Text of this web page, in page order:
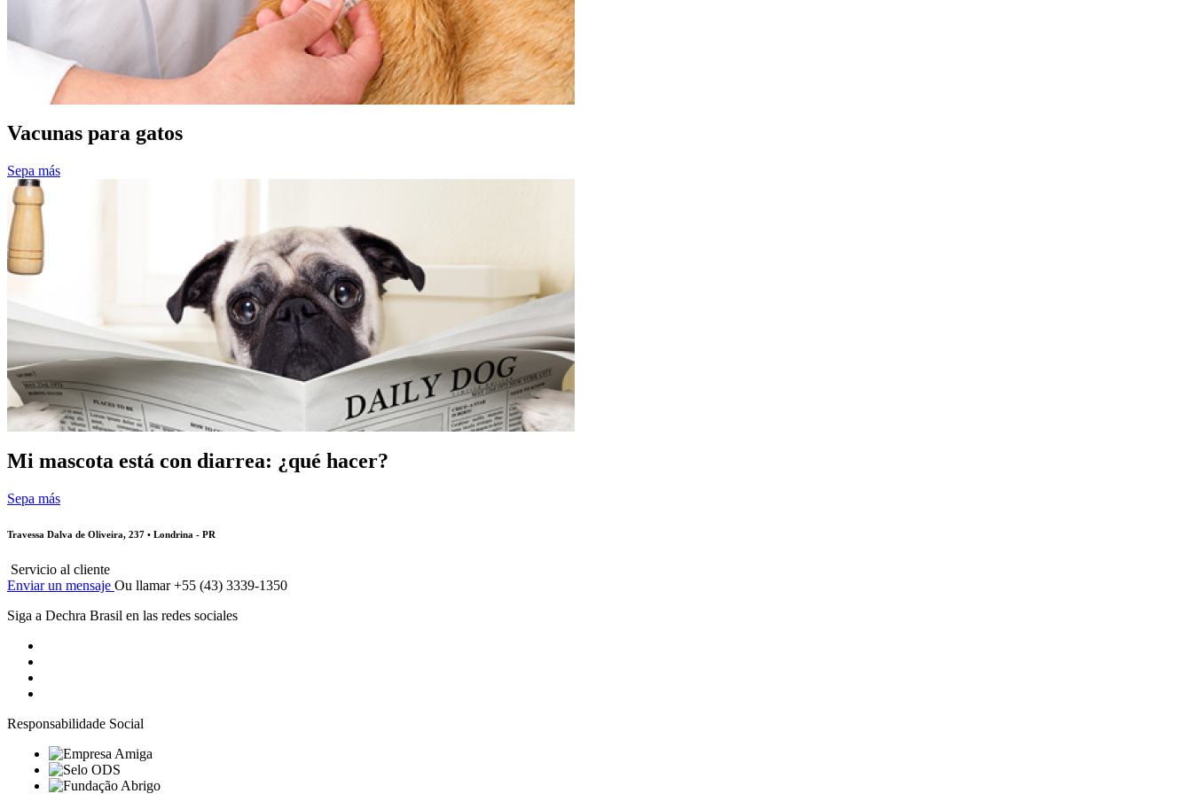
Vacunas para gatos
Sepa más
Mi mascota está con diarrea: ¿qué hacer?
Sepa más
Travessa Dalva de Oliveira, 237 • Londrina - PR
Servicio al cliente
Enviar un mensaje Ou llamar +55 (43) 3339-1350
Siga a Dechra Brasil en las redes sociales
Responsabilidade Social